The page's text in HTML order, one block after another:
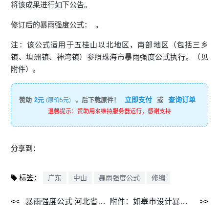
将该成果进行如下公告。
修订后的暴雨强度公式： 。
注：该公式适用于五桂山以北地区，南部地区（包括三乡
镇、坦洲镇、神湾镇）参照珠海市暴雨强度公式执行。（见
附件）。
赞助 2元 (原价5元) ，后下载原件！ 立即支付 或 查询订单
温馨提示：赞助用来维持服务器运行，感谢支持
分享到：
标签： 广东 中山 暴雨强度公式 修编
暴雨强度公式 河北省雄安新区 长历时及其设计雨型推求[J]（2021.5）.pdf 附件：如皋市设计暴雨强度公式和设计雨型2024.05.17.doc